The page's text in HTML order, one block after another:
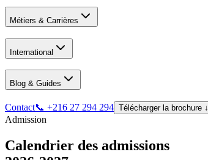
Métiers & Carrières
International
Blog & Guides
Contact📞 +216 27 294 294 Télécharger la brochure ↓
Admission
Calendrier des admissions